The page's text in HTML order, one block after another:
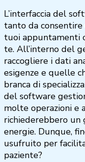
L’interfaccia del
tanto da
tuoi appuntamenti
te. All’interno del
raccogliere i dati
esigenze e quelle
branca di
del software
molte operazioni
richiederebbero un
energie. Dunque,
usufruito per
paziente?